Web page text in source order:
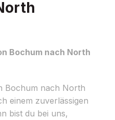
Bochum nach North
Bochum nach North
einem zuverlässigen
bist du bei uns,